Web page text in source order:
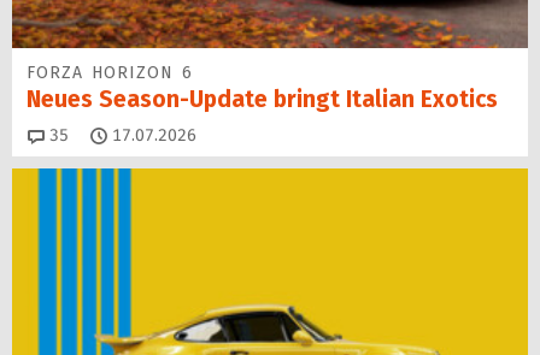
FORZA HORIZON 6
Neues Season-Update bringt Italian Exotics
35 Kommentare
17.07.2026